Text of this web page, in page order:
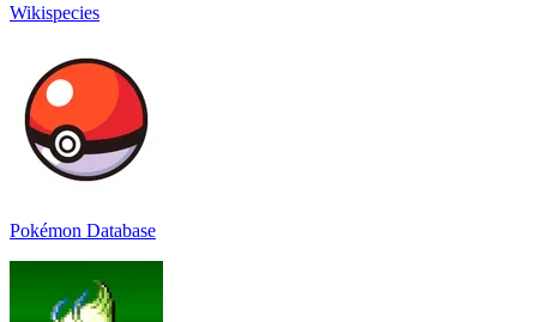
Wikispecies
Pokémon Database